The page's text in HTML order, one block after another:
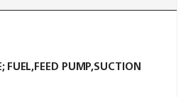
PUMP,SUCTION